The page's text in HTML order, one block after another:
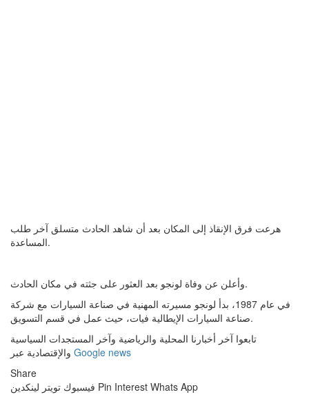
هرعت فرق الإنقاذ إلى المكان بعد أن شاهد الحادث متسلق آخر طلب
المساعدة.
وأعلن عن وفاة لونجو بعد العثور على جثته في مكان الحادث.
في عام 1987، بدأ لونجو مسيرته المهنية في صناعة السيارات مع شركة
صناعة السيارات الإيطالية فيات، حيث عمل في قسم التسويق.
تابعوا آخر أخبارنا المحلية والرياضية وآخر المستجدات السياسية
Google news
Share
فيسبوك تويتر لينكدين Pin Interest Whats App